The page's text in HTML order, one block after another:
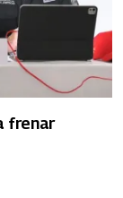
frenar